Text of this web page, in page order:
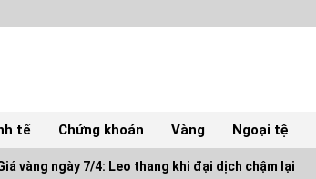
tế Chứng khoán Vàng Ngoại tệ
vàng ngày 7/4: Leo thang khi đại dịch chậm lại